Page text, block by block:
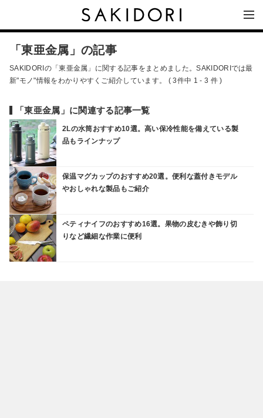
「東亜金属」の記事
SAKIDORIの「東亜金属」に関する記事をまとめました。SAKIDORIでは最
新"モノ"情報をわかりやすくご紹介しています。 ( 3件中 1 - 3 件 )
「東亜金属」に関連する記事一覧
2Lの水筒おすすめ10選。高い保冷性能を備えている製
品もラインナップ
保温マグカップのおすすめ20選。便利な蓋付きモデル
やおしゃれな製品もご紹介
ペティナイフのおすすめ16選。果物の皮むきや飾り切
りなど繊細な作業に便利